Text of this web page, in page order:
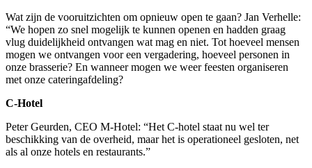
Wat zijn de vooruitzichten om opnieuw open te gaan? Jan Verhelle:
“We hopen zo snel mogelijk te kunnen openen en hadden graag
vlug duidelijkheid ontvangen wat mag en niet. Tot hoeveel mensen
mogen we ontvangen voor een vergadering, hoeveel personen in
onze brasserie? En wanneer mogen we weer feesten organiseren
met onze cateringafdeling?
C-Hotel
Peter Geurden, CEO M-Hotel: “Het C-hotel staat nu wel ter
beschikking van de overheid, maar het is operationeel gesloten, net
als al onze hotels en restaurants.”